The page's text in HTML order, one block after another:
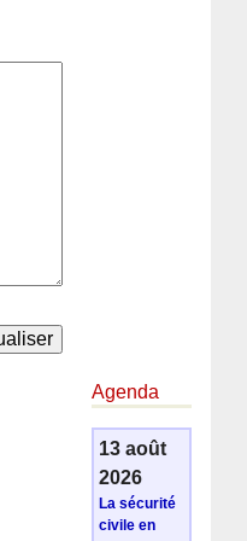
Agenda
13 août
2026
La sécurité
civile en